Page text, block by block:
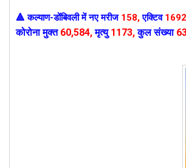
🔺कल्याण-डोंबिवली मेंनए मरीज 158, एक्टिव1692
कोरोना मुक्त 60,584,मृत्यु 1173,कुल संख्या